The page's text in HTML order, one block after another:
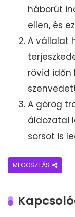
háborút
ellen, és
A vállalat
rövid időn
A görög
áldozatai
sorsot is
MEGOSZTÁS